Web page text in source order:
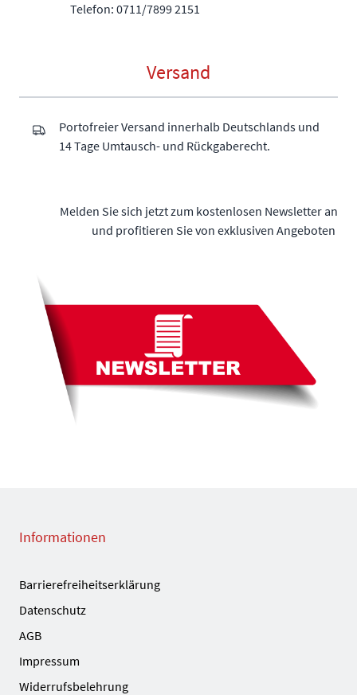
Telefon: 0711/7899 2151
Versand
Portofreier Versand innerhalb Deutschlands und
14 Tage Umtausch- und Rückgaberecht.
Melden Sie sich jetzt zum kostenlosen Newsletter an
und profitieren Sie von exklusiven Angeboten
Informationen
Barrierefreiheitserklärung
Datenschutz
AGB
Impressum
Widerrufsbelehrung